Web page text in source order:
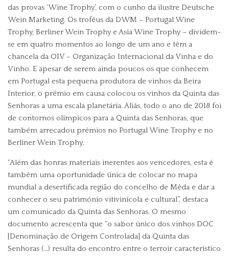
das provas ‘Wine Trophy’, com o cunho da ilustre Deutsche
Wein Marketing. Os troféus da DWM – Portugal Wine
Trophy, Berliner Wein Trophy e Asia Wine Trophy – dividem-
se em quatro momentos ao longo de um ano e têm a
chancela da OIV – Organização Internacional da Vinha e do
Vinho. E apesar de serem ainda poucos os que conhecem
em Portugal esta pequena produtora de vinhos da Beira
Interior, o prémio em causa colocou os vinhos da Quinta das
Senhoras a uma escala planetária. Aliás, todo o ano de 2018 foi
de contornos olímpicos para a Quinta das Senhoras, que
também arrecadou prémios no Portugal Wine Trophy e no
Berliner Wein Trophy.
“Além das honras materiais inerentes aos vencedores, esta é
também uma oportunidade única de colocar no mapa
mundial a desertificada região do concelho de Mêda e dar a
conhecer o seu património vitivinícola e cultural”, destaca
um comunicado da Quinta das Senhoras. O mesmo
documento acrescenta que “o sabor único dos vinhos DOC
[Denominação de Origem Controlada] da Quinta das
Senhoras (…) resulta do encontro entre o terroir característico